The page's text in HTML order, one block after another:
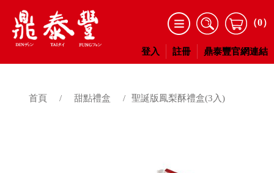
（0）
登入 註冊 鼎泰豐官網連結
首頁 / 甜點禮盒 / 聖誕版鳳梨酥禮盒(3入)